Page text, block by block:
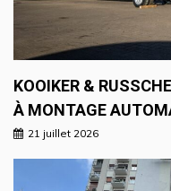
KOOIKER &
À MONTAGE
21 juillet 2026